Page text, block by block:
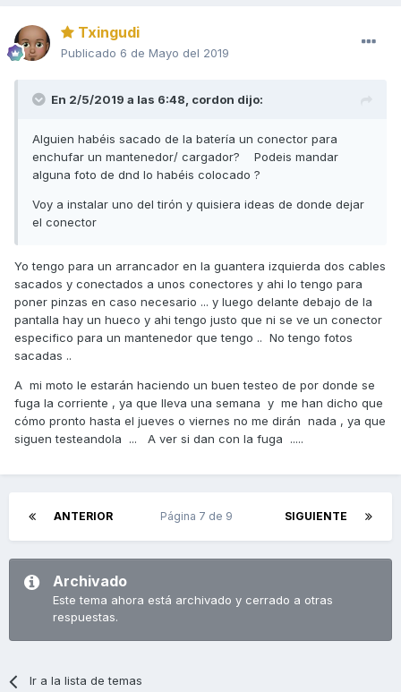
dos años.
A ver si puedes tirar tu por ahi
Un saludo
Txingudi
Publicado 6 de Mayo del 2019
En 2/5/2019 a las 6:48, cordon dijo:
Alguien habéis sacado de la batería un conector para
enchufar un mantenedor/ cargador? Podeis mandar
alguna foto de dnd lo habéis colocado ?
Voy a instalar uno del tirón y quisiera ideas de donde dejar
el conector
Yo tengo para un arrancador en la guantera izquierda dos cables
sacados y conectados a unos conectores y ahi lo tengo para
poner pinzas en caso necesario ... y luego delante debajo de la
pantalla hay un hueco y ahi tengo justo que ni se ve un conector
especifico para un mantenedor que tengo .. No tengo fotos
sacadas ..
A mi moto le estarán haciendo un buen testeo de por donde se
fuga la corriente , ya que lleva una semana y me han dicho que
cómo pronto hasta el jueves o viernes no me dirán nada , ya que
siguen testeandola ... A ver si dan con la fuga .....
ANTERIOR SIGUIENTE
Página 7 de 9
Archivado
Este tema ahora está archivado y cerrado a otras
respuestas.
Ir a la lista de temas